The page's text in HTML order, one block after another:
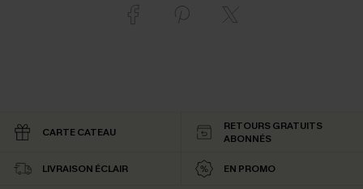
CARTE CATEAU
RETOURS GRATUITS
ABONNÉS
LIVRAISON ÉCLAIR EN PROMO